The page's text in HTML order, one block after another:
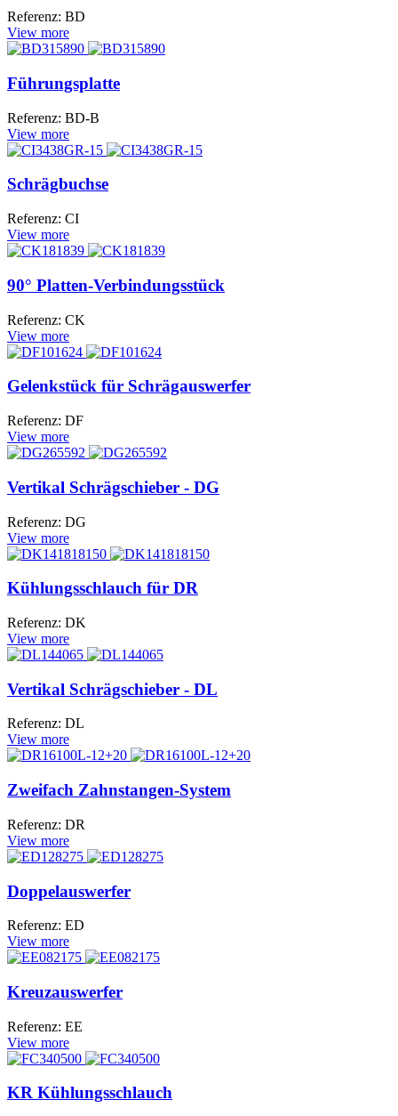
Referenz: BD
View more
Führungsplatte
Referenz: BD-B
View more
Schrägbuchse
Referenz: CI
View more
90° Platten-Verbindungsstück
Referenz: CK
View more
Gelenkstück für Schrägauswerfer
Referenz: DF
View more
Vertikal Schrägschieber - DG
Referenz: DG
View more
Kühlungsschlauch für DR
Referenz: DK
View more
Vertikal Schrägschieber - DL
Referenz: DL
View more
Zweifach Zahnstangen-System
Referenz: DR
View more
Doppelauswerfer
Referenz: ED
View more
Kreuzauswerfer
Referenz: EE
View more
KR Kühlungsschlauch